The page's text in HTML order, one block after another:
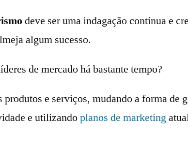
deve ser uma indagação contínua e
algum sucesso.
de mercado há bastante tempo?
produtos e serviços, mudando a forma de
e utilizandoplanos de marketing